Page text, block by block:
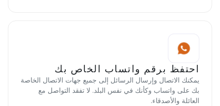
احتفظ برقم واتساب الخاص بك
يمكنك الاتصال وإرسال الرسائل إلى جميع جهات الاتصال الخاصة
بك على واتساب وكأنك في نفس البلد. لا تفقد التواصل مع
العائلة والأصدقاء.